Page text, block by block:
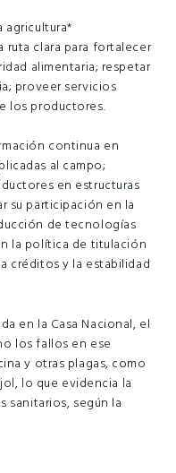
agricultura*
ruta clara para fortalecer
alimentaria; respetar
proveer servicios
los productores.
continua en
al campo;
en estructuras
su participación en la
de tecnologías
la política de titulación
créditos y la estabilidad
en la Casa Nacional, el
los fallos en ese
y otras plagas, como
lo que evidencia la
sanitarios, según la